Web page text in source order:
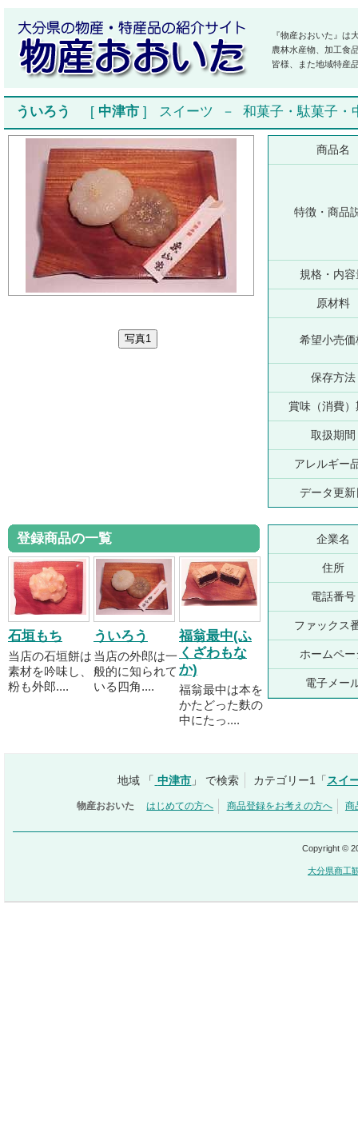
『物産おおいた』は
農林水産物、加工食
皆様、また地域特産
ういろう [ 中津市 ] スイーツ － 和菓子・駄菓子・
商品名
特徴・商品
規格・内容
原材料
希望小売価
保存方法
賞味（消費）
取扱期間
アレルギー
データ更新
登録商品の一覧
石垣もち
当店の石垣餅は
素材を吟味し、
粉も外郎....
ういろう
当店の外郎は一
般的に知られて
いる四角....
福翁最中(ふ
くざわもな
か)
福翁最中は本を
かたどった麩の
中にたっ....
企業名
住所
電話番号
ファックス
ホームペー
電子メー
地域 「 中津市 」 で検索 カテゴリー1「 スイ
物産おおいた はじめての方へ 商品登録をお考えの方へ 商
Copyright ©
大分県商工